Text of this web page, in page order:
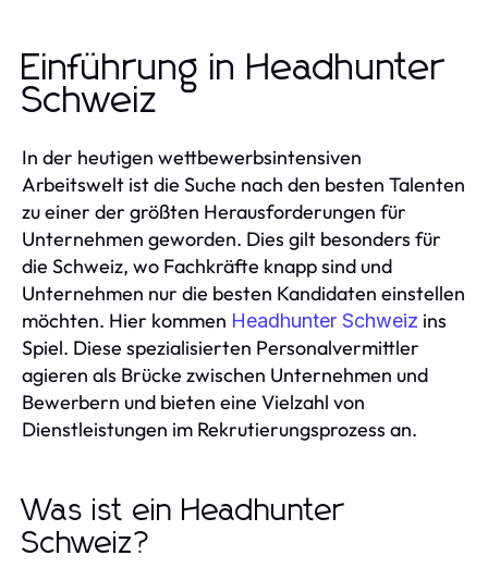
Einführung in Headhunter
Schweiz
In der heutigen wettbewerbsintensiven
Arbeitswelt ist die Suche nach den besten Talenten
zu einer der größten Herausforderungen für
Unternehmen geworden. Dies gilt besonders für
die Schweiz, wo Fachkräfte knapp sind und
Unternehmen nur die besten Kandidaten einstellen
möchten. Hier kommen Headhunter Schweiz ins
Spiel. Diese spezialisierten Personalvermittler
agieren als Brücke zwischen Unternehmen und
Bewerbern und bieten eine Vielzahl von
Dienstleistungen im Rekrutierungsprozess an.
Was ist ein Headhunter
Schweiz?